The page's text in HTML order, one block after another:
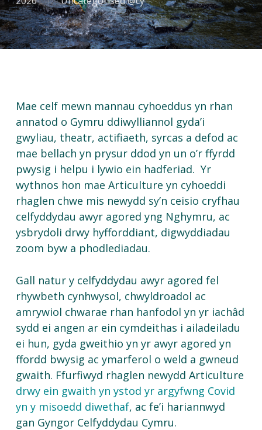
Mae celf mewn mannau cyhoeddus yn rhan
annatod o Gymru ddiwylliannol gyda’i
gwyliau, theatr, actifiaeth, syrcas a defod ac
mae bellach yn prysur ddod yn un o’r ffyrdd
pwysig i helpu i lywio ein hadferiad. Yr
wythnos hon mae Articulture yn cyhoeddi
rhaglen chwe mis newydd sy’n ceisio cryfhau
celfyddydau awyr agored yng Nghymru, ac
ysbrydoli drwy hyfforddiant, digwyddiadau
zoom byw a phodlediadau.
Gall natur y celfyddydau awyr agored fel
rhywbeth cynhwysol, chwyldroadol ac
amrywiol chwarae rhan hanfodol yn yr iachâd
sydd ei angen ar ein cymdeithas i ailadeiladu
ei hun, gyda gweithio yn yr awyr agored yn
ffordd bwysig ac ymarferol o weld a gwneud
gwaith. Ffurfiwyd rhaglen newydd Articulture
drwy ein gwaith yn ystod yr argyfwng Covid
yn y misoedd diwethaf, ac fe’i hariannwyd
gan Gyngor Celfyddydau Cymru.